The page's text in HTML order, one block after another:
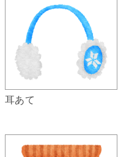
耳あて